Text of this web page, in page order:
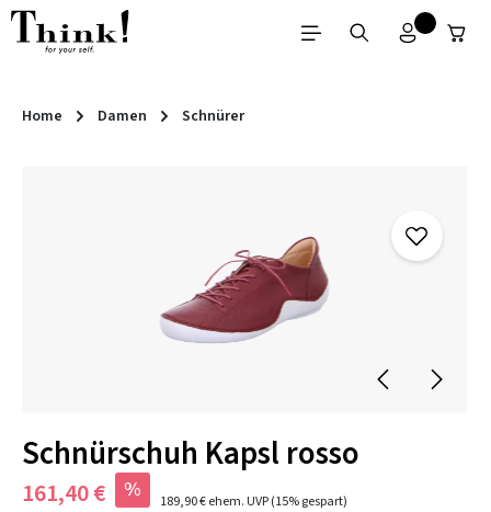
Zum Hauptinhalt springen
Home Damen Schnürer
Schnürschuh Kapsl rosso
161,40 € % 189,90 €ehem. UVP(15% gespart)